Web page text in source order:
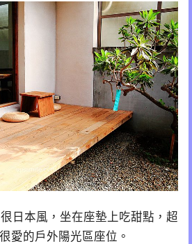
日本風，坐在座墊上吃甜點，超
愛的戶外陽光區座位。